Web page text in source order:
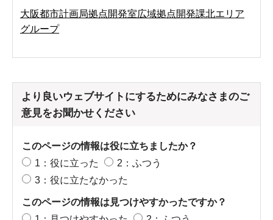
大阪都市計画局拠点開発室広域拠点開発課北エリア
グループ
より良いウェブサイトにするためにみなさまのご
意見をお聞かせください
このページの情報は役に立ちましたか？
1：役に立った
2：ふつう
3：役に立たなかった
このページの情報は見つけやすかったですか？